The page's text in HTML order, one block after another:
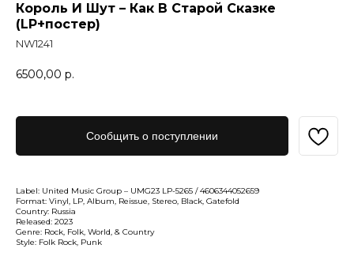
Король И Шут – Как В Старой Сказке
(LP+постер)
NW1241
6500,00 р.
Сообщить о поступлении
Label: United Music Group – UMG23 LP-5265 / 4606344052659
Format: Vinyl, LP, Album, Reissue, Stereo, Black, Gatefold
Country: Russia
Released: 2023
Genre: Rock, Folk, World, & Country
Style: Folk Rock, Punk